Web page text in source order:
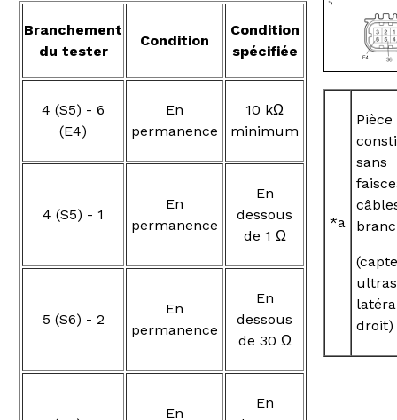
Branchement
du tester
Condition
Condition
spécifiée
4 (S5) - 6
(E4)
En
permanence
10 kΩ
minimum
4 (S5) - 1
En
permanence
En
dessous
de 1 Ω
5 (S6) - 2
En
permanence
En
dessous
de 30 Ω
En
En
*a
Pièce
sans
droit)